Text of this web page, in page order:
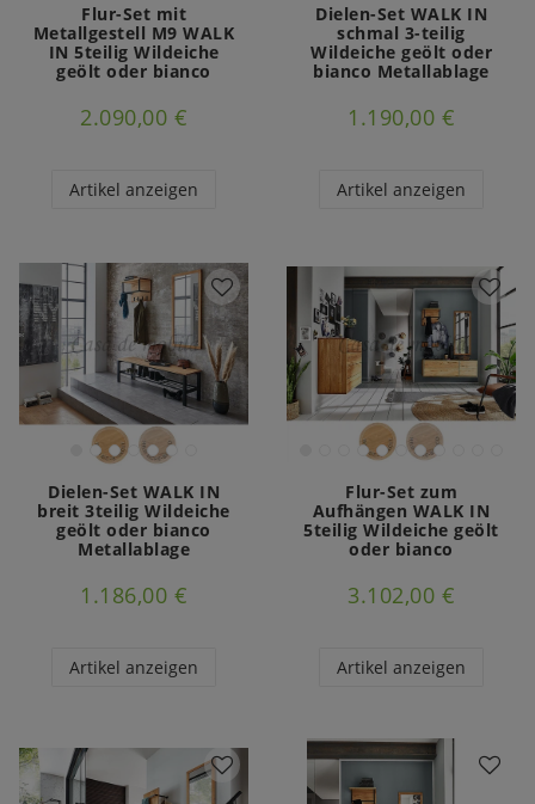
Flur-Set mit
Metallgestell M9 WALK
IN 5teilig Wildeiche
geölt oder bianco
2.090,00 €
Artikel anzeigen
Dielen-Set WALK IN
schmal 3-teilig
Wildeiche geölt oder
bianco Metallablage
1.190,00 €
Artikel anzeigen
Dielen-Set WALK IN
breit 3teilig Wildeiche
geölt oder bianco
Metallablage
1.186,00 €
Artikel anzeigen
Flur-Set zum
Aufhängen WALK IN
5teilig Wildeiche geölt
oder bianco
3.102,00 €
Artikel anzeigen